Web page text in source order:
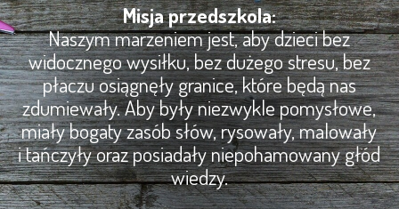
Misja przedszkola:
Naszym marzeniem jest, aby dzieci bez
widocznego wysiłku, bez dużego stresu, bez
płaczu osiągnęły granice, które będą nas
zdumiewały. Aby były niezwykle pomysłowe,
miały bogaty zasób słów, rysowały, malowały
i tańczyły oraz posiadały niepohamowany głód
wiedzy.